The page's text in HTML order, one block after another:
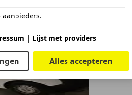
aanbieders.
| Lijst met providers
Alles accepteren